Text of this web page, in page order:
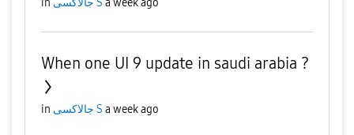
in جالاكسى S a week ago
When one UI 9 update in saudi arabia ?
in جالاكسى S a week ago